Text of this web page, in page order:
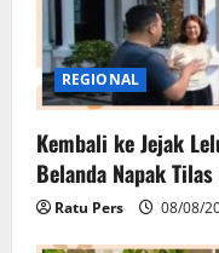
REGIONAL
Kembali ke Jejak
Belanda Napak
Ratu Pers 08/08/